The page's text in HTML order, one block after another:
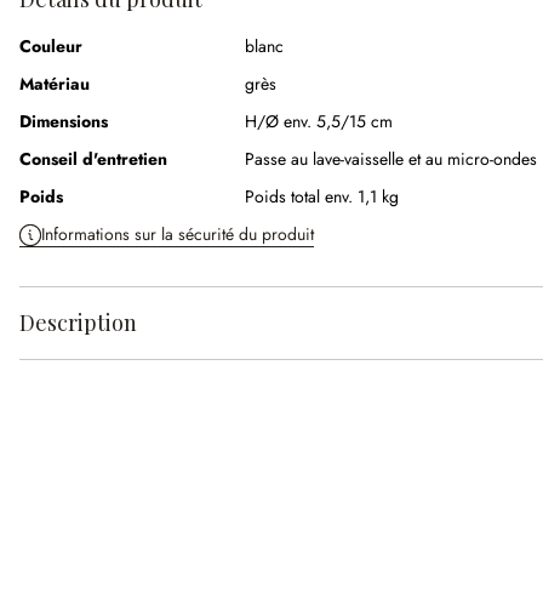
Couleur
blanc
Matériau
grès
Dimensions
H/Ø env. 5,5/15 cm
Conseil d'entretien
Passe au lave-vaisselle et au micro-ondes
Poids
Poids total env. 1,1 kg
Informations sur la sécurité du produit
Description